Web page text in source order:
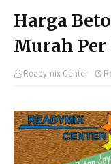
Harga
Murah
Readymix Center